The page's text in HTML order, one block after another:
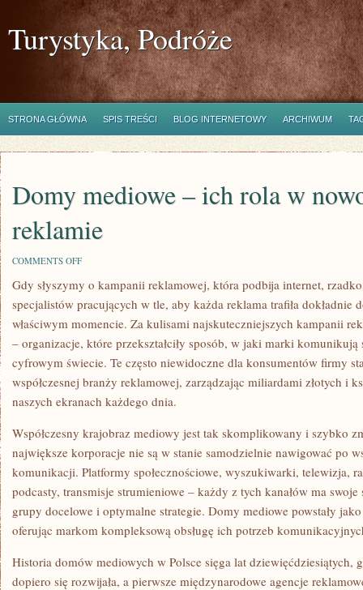
Turystyka, Podróże
STRONA GŁÓWNA SPIS TREŚCI BLOG INTERNETOWY ARCHIWUM
Domy mediowe – ich rola w
reklamie
COMMENTS OFFON
MEDIOWE
ICH
ROLA
NOWOCZESNEJ
REKLAMIE
Gdy słyszymy o kampanii reklamowej, która podbija internet,
specjalistów pracujących w tle, aby każda reklama trafiła dokładnie
właściwym momencie. Za kulisami najskuteczniejszych kampanii
– organizacje, które przekształciły sposób, w jaki marki
cyfrowym świecie. Te często niewidoczne dla konsumentów firmy
współczesnej branży reklamowej, zarządzając miliardami złotych i
naszych ekranach każdego dnia.
Współczesny krajobraz mediowy jest tak skomplikowany i szybko
największe korporacje nie są w stanie samodzielnie nawigować po
komunikacji. Platformy społecznościowe, wyszukiwarki, telewizja,
podcasty, transmisje strumieniowe – każdy z tych kanałów ma
grupy docelowe i optymalne strategie. Domy mediowe powstały
oferując markom kompleksową obsługę ich potrzeb
Historia domów mediowych w Polsce sięga lat dziewięćdziesiątych,
dopiero się rozwijała, a pierwsze międzynarodowe agencje